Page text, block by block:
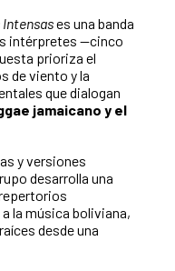
Intensases una banda
intérpretes —cinco
prioriza el
de viento y la
que dialogan
jamaicano y el
y versiones
desarrolla una
la música boliviana,
desde una